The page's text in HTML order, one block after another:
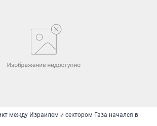
между Израилем и сектором Газа начался в